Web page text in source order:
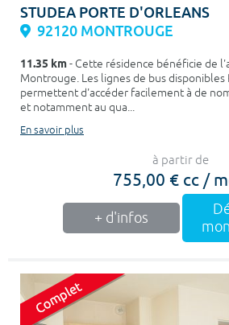
STUDEA PORTE D'ORLEANS
92120 MONTROUGE
11.35 km- Cette résidence bénéficie de
Montrouge. Les lignes de bus
permettent d'accéder facilement à de
et notamment au qua...
En savoir plus
à partir de
755,00 € cc /
+ d'infos